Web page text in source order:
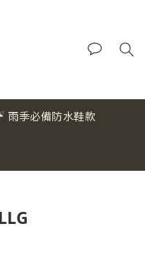
雨季必備防水鞋款